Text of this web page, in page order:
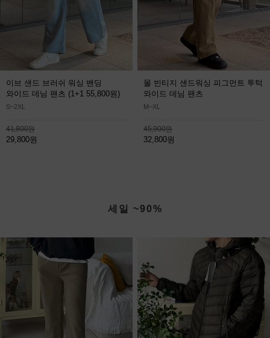
이브 샌드 브러쉬 워싱 밴딩
와이드 데님 팬츠 (1+1 55,800원)
S~2XL
41,800원
29,800원
몰 빈티지 샌드워싱 피그먼트 투턱
와이드 데님 팬츠
M~XL
45,900원
32,800원
세일 ~90%